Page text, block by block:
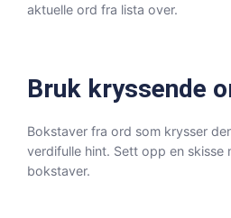
aktuelle ord fra lista over.
Bruk kryssende
Bokstaver fra ord som krysser
verdifulle hint. Sett opp en skisse
bokstaver.